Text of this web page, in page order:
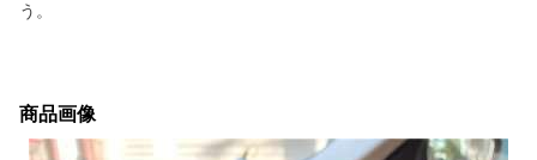
う。
商品画像